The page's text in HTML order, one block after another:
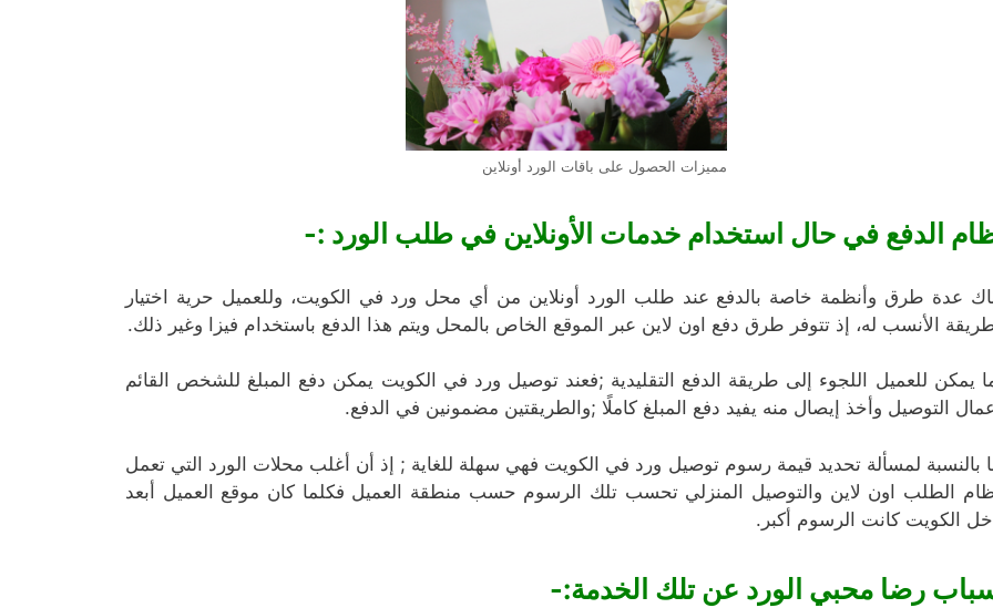
مميزات الحصول على باقات الورد أونلاين
الدفع في حال استخدام خدمات الأونلاين في طلب الورد :-
عدة طرق وأنظمة خاصة بالدفع عند طلب الورد أونلاين من أي محل ورد في الكويت، وللعميل حرية اختيار
الأنسب له، إذ تتوفر طرق دفع اون لاين عبر الموقع الخاص بالمحل ويتم هذا الدفع باستخدام فيزا وغير ذلك.
يمكن للعميل اللجوء إلى طريقة الدفع التقليدية ;فعند توصيل ورد في الكويت يمكن دفع المبلغ للشخص القائم
التوصيل وأخذ إيصال منه يفيد دفع المبلغ كاملًا ;والطريقتين مضمونين في الدفع.
بالنسبة لمسألة تحديد قيمة رسوم توصيل ورد في الكويت فهي سهلة للغاية ; إذ أن أغلب محلات الورد التي تعمل
الطلب اون لاين والتوصيل المنزلي تحسب تلك الرسوم حسب منطقة العميل فكلما كان موقع العميل أبعد
الكويت كانت الرسوم أكبر.
رضا محبي الورد عن تلك الخدمة:-